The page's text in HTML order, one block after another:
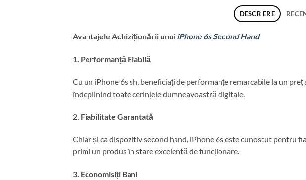
DESCRIERE
Avantajele Achiziționării unui iPhone 6s Second Hand
1. Performanță Fiabilă
Cu un iPhone 6s sh, beneficiați de performanțe remarcabile la un
îndeplinind toate cerințele dumneavoastră digitale.
2. Fiabilitate Garantată
Chiar și ca dispozitiv second hand, iPhone 6s este cunoscut pentru
primi un produs în stare excelentă de funcționare.
3. Economisiți Bani